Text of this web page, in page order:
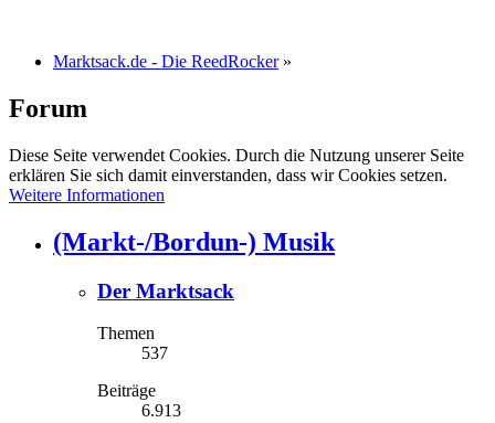
Marktsack.de - Die ReedRocker »
Forum
Diese Seite verwendet Cookies. Durch die Nutzung unserer Seite
erklären Sie sich damit einverstanden, dass wir Cookies setzen.
Weitere Informationen
(Markt-/Bordun-) Musik
Der Marktsack
Themen
537
Beiträge
6.913